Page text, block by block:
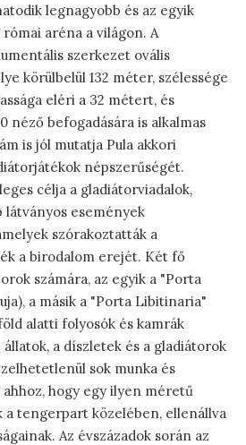
legnagyobb és az egyik
aréna a világon. A
szerkezet ovális
körülbelül 132 méter, szélessége
eléri a 32 métert, és
néző befogadására is alkalmas
is jól mutatja Pula akkori
népszerűségét.
célja a gladiátorviadalok,
látványos események
szórakoztatták a
a birodalom erejét. Két fő
számára, az egyik a "Porta
a másik a "Porta Libitinaria"
alatti folyosók és kamrák
a díszletek és a gladiátorok
sok munka és
hogy egy ilyen méretű
tengerpart közelében, ellenállva
Az évszázadok során az